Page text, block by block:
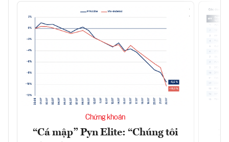
Chứng khoán
“Cá mập” Pyn Elite: “Chúng tôi